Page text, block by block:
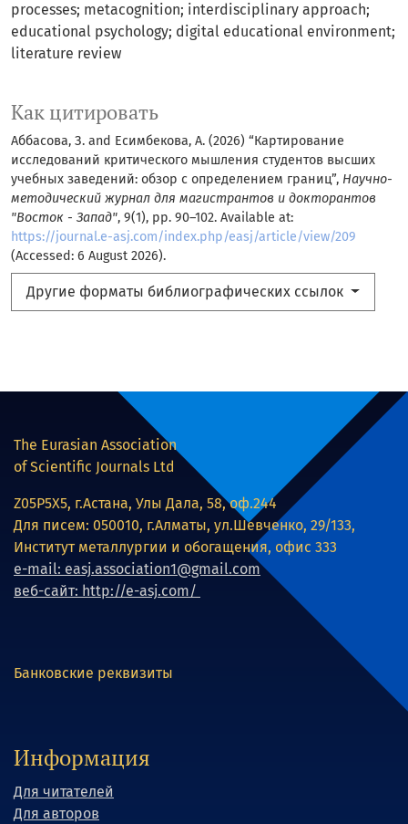
processes; metacognition; interdisciplinary approach;
educational psychology; digital educational environment;
literature review
Как цитировать
Аббасова, З. and Есимбекова, А. (2026) “Картирование
исследований критического мышления студентов высших
учебных заведений: обзор с определением границ”, Научно-
методический журнал для магистрантов и докторантов
"Восток - Запад", 9(1), pp. 90–102. Available at:
https://journal.e-asj.com/index.php/easj/article/view/209
(Accessed: 6 August 2026).
Другие форматы библиографических ссылок
The Eurasian Association
of Scientific Journals Ltd
Z05P5X5, г.Астана, Улы Дала, 58, оф.244
Для писем: 050010, г.Алматы, ул.Шевченко, 29/133,
Институт металлургии и обогащения, офис 333
e-mail: easj.association1@gmail.com
веб-сайт: http://e-asj.com/
Банковские реквизиты
Информация
Для читателей
Для авторов